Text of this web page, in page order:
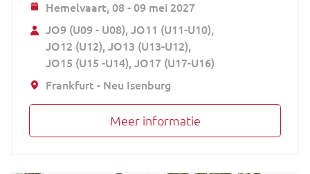
Hemelvaart,08 - 09 mei 2027
JO9 (U09 - U08) JO11 (U11-U10)
JO12 (U12) JO13 (U13-U12)
JO15 (U15 -U14) JO17 (U17-U16)
Frankfurt - Neu Isenburg
Meer informatie